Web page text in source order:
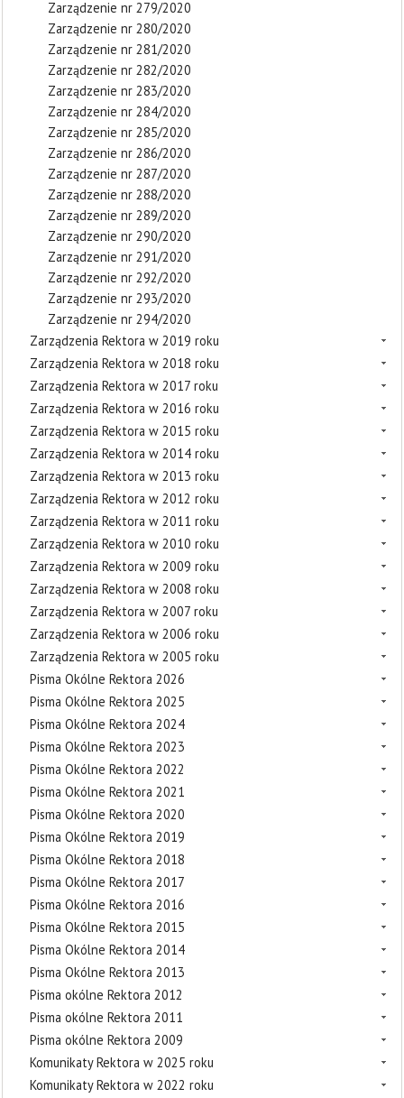
Zarządzenie nr 279/2020
Zarządzenie nr 280/2020
Zarządzenie nr 281/2020
Zarządzenie nr 282/2020
Zarządzenie nr 283/2020
Zarządzenie nr 284/2020
Zarządzenie nr 285/2020
Zarządzenie nr 286/2020
Zarządzenie nr 287/2020
Zarządzenie nr 288/2020
Zarządzenie nr 289/2020
Zarządzenie nr 290/2020
Zarządzenie nr 291/2020
Zarządzenie nr 292/2020
Zarządzenie nr 293/2020
Zarządzenie nr 294/2020
Zarządzenia Rektora w 2019 roku
Zarządzenia Rektora w 2018 roku
Zarządzenia Rektora w 2017 roku
Zarządzenia Rektora w 2016 roku
Zarządzenia Rektora w 2015 roku
Zarządzenia Rektora w 2014 roku
Zarządzenia Rektora w 2013 roku
Zarządzenia Rektora w 2012 roku
Zarządzenia Rektora w 2011 roku
Zarządzenia Rektora w 2010 roku
Zarządzenia Rektora w 2009 roku
Zarządzenia Rektora w 2008 roku
Zarządzenia Rektora w 2007 roku
Zarządzenia Rektora w 2006 roku
Zarządzenia Rektora w 2005 roku
Pisma Okólne Rektora 2026
Pisma Okólne Rektora 2025
Pisma Okólne Rektora 2024
Pisma Okólne Rektora 2023
Pisma Okólne Rektora 2022
Pisma Okólne Rektora 2021
Pisma Okólne Rektora 2020
Pisma Okólne Rektora 2019
Pisma Okólne Rektora 2018
Pisma Okólne Rektora 2017
Pisma Okólne Rektora 2016
Pisma Okólne Rektora 2015
Pisma Okólne Rektora 2014
Pisma Okólne Rektora 2013
Pisma okólne Rektora 2012
Pisma okólne Rektora 2011
Pisma okólne Rektora 2009
Komunikaty Rektora w 2025 roku
Komunikaty Rektora w 2022 roku